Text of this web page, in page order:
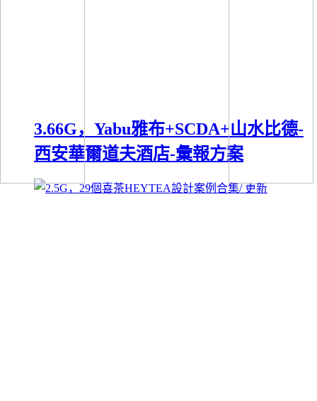
3.66G，Yabu雅布+SCDA+山水比德-
西安華爾道夫酒店-彙報方案